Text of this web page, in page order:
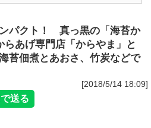
パクト！ 真っ黒の「海苔か
らあげ専門店「からやま」と
苔佃煮とあおさ、竹炭などで
[2018/5/14 18:09]